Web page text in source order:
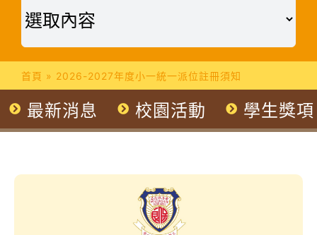
首頁 » 2026-2027年度小一統一派位註冊須知
最新消息 校園活動 學生獎項